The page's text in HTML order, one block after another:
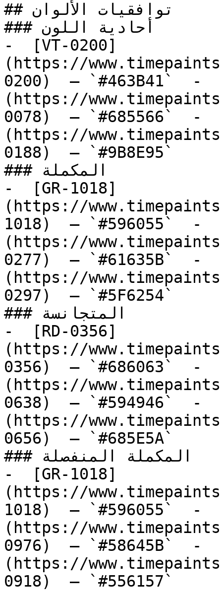
## توافقيات الألوان
### أحادية اللون
-  [VT-0200]
(https://
0200)  — `#463B41`  -
(https://
0078)  — `#685566`  -
(https://
0188)  — `#9B8E95`
### المكملة
-  [GR-1018]
(https://
1018)  — `#596055`  -
(https://
0277)  — `#61635B`  -
(https://
0297)  — `#5F6254`
### المتجانسة
-  [RD-0356]
(https://
0356)  — `#686063`  -
(https://
0638)  — `#594946`  -
(https://
0656)  — `#685E5A`
### المكملة المنفصلة
-  [GR-1018]
(https://
1018)  — `#596055`  -
(https://
0976)  — `#58645B`  -
(https://
0918)  — `#556157`